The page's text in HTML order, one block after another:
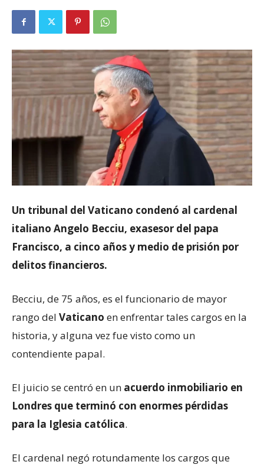
Un tribunal del Vaticano condenó al cardenal
italiano Angelo Becciu, exasesor del papa
Francisco, a cinco años y medio de prisión por
delitos financieros.
Becciu, de 75 años, es el funcionario de mayor
rango del Vaticano en enfrentar tales cargos en la
historia, y alguna vez fue visto como un
contendiente papal.
El juicio se centró en un acuerdo inmobiliario en
Londres que terminó con enormes pérdidas
para la Iglesia católica.
El cardenal negó rotundamente los cargos que